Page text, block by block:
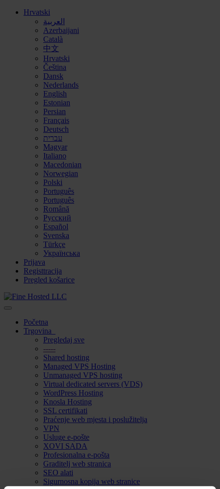
Hrvatski
العربية
Azerbaijani
Català
中文
Hrvatski
Čeština
Dansk
Nederlands
English
Estonian
Persian
Français
Deutsch
עברית
Magyar
Italiano
Macedonian
Norwegian
Polski
Português
Português
Română
Русский
Español
Svenska
Türkçe
Українська
Prijava
Registtracija
Pregled košarice
Prebaci
navigacijuPočetna
Trgovina
Pregledaj sve
-----
Shared hosting
Managed VPS Hosting
Unmanaged VPS hosting
Virtual dedicated servers (VDS)
WordPress Hosting
Knosla Hosting
SSL certifikati
Praćenje web mjesta i poslužitelja
VPN
Usluge e-pošte
XOVI SADA
Profesionalna e-pošta
Graditelj web stranica
SEO alati
Sigurnosna kopija web stranice